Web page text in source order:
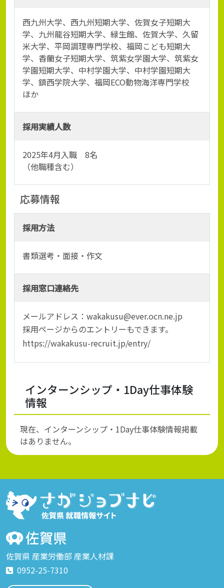
西九州大学、西九州短期大学、佐賀女子短期大
学、九州龍谷短期大学、緑生館、佐賀大学、久留
米大学、平岡調理専門学校、福岡こども短期大
学、香蘭女子短期大学、筑紫女学園大学、筑紫女
学園短期大学、中村学園大学、中村学園短期大
学、鎮西学院大学、福岡ECO動物海洋専門学校
ほか
採用実績人数
2025年4月入職 8名
（他職種含む）
応募情報
採用方法
書類選考・面接・作文
採用窓口連絡先
メールアドレス：wakakusu@ever.ocn.ne.jp
採用ページからのエントリーもできます。
https://wakakusu-recruit.jp/entry/
インターンシップ・1Day仕事体験
情報
現在、インターンシップ・1Day仕事体験情報掲載
はありません。
佐賀県 産業労働部 産業人材課
0952-25-7310